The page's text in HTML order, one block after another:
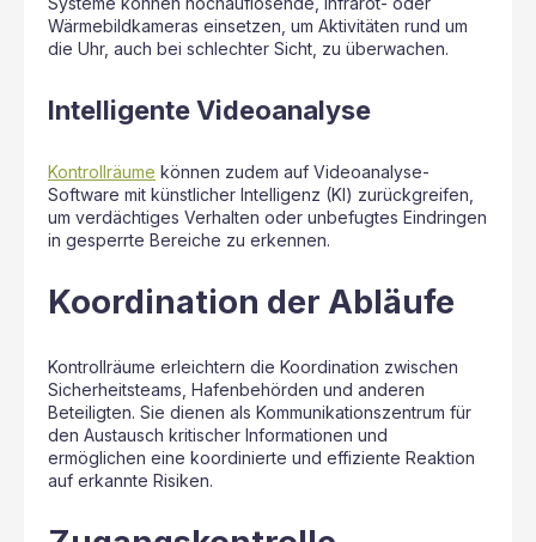
Wärmebildkameras einsetzen, um Aktivitäten rund um
die Uhr, auch bei schlechter Sicht, zu überwachen.
Intelligente Videoanalyse
Kontrollräume können zudem auf Videoanalyse-
Software mit künstlicher Intelligenz (KI) zurückgreifen,
um verdächtiges Verhalten oder unbefugtes Eindringen
in gesperrte Bereiche zu erkennen.
Koordination der Abläufe
Kontrollräume erleichtern die Koordination zwischen
Sicherheitsteams, Hafenbehörden und anderen
Beteiligten. Sie dienen als Kommunikationszentrum für
den Austausch kritischer Informationen und
ermöglichen eine koordinierte und effiziente Reaktion
auf erkannte Risiken.